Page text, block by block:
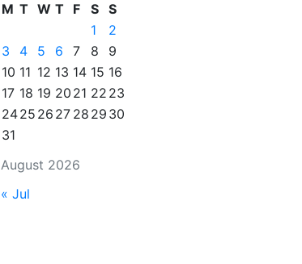
August 2026
M T W T F S S
1
2
3
4 5 6 7 8
9
10 11 12 13 14 15 16
17 18 19 20 21 22 23
2425 26 27 28 29 30
31
« Jul